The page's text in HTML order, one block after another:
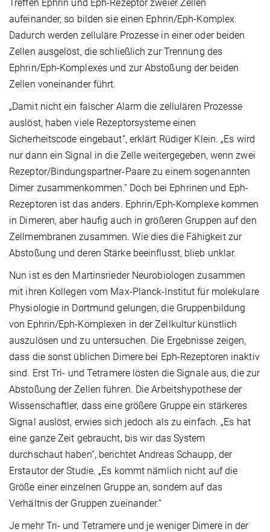
Treffen Ephrin und Eph-Rezeptor zweier Zellen
aufeinander, so bilden sie einen Ephrin/Eph-Komplex.
Dadurch werden zelluläre Prozesse in einer oder beiden
Zellen ausgelöst, die schließlich zur Trennung des
Ephrin/Eph-Komplexes und zur Abstoßung der beiden
Zellen voneinander führt.
„Damit nicht ein falscher Alarm die zellulären Prozesse
auslöst, haben viele Rezeptorsysteme einen
Sicherheitscode eingebaut“, erklärt Rüdiger Klein. „Es wird
nur dann ein Signal in die Zelle weitergegeben, wenn zwei
Rezeptor/Bindungspartner-Paare zu einem sogenannten
Dimer zusammenkommen.“ Doch bei Ephrinen und Eph-
Rezeptoren ist das anders. Ephrin/Eph-Komplexe kommen
in Dimeren, aber häufig auch in größeren Gruppen auf den
Zellmembranen zusammen. Wie dies die Fähigkeit zur
Abstoßung und deren Stärke beeinflusst, blieb unklar.
Nun ist es den Martinsrieder Neurobiologen zusammen
mit ihren Kollegen vom Max-Planck-Institut für molekulare
Physiologie in Dortmund gelungen, die Gruppenbildung
von Ephrin/Eph-Komplexen in der Zellkultur künstlich
auszulösen und zu untersuchen. Die Ergebnisse zeigen,
dass die sonst üblichen Dimere bei Eph-Rezeptoren inaktiv
sind. Erst Tri- und Tetramere lösten die Signale aus, die zur
Abstoßung der Zellen führen. Die Arbeitshypothese der
Wissenschaftler, dass eine größere Gruppe ein stärkeres
Signal auslöst, erwies sich jedoch als zu einfach. „Es hat
eine ganze Zeit gebraucht, bis wir das System
durchschaut haben“, berichtet Andreas Schaupp, der
Erstautor der Studie. „Es kommt nämlich nicht auf die
Größe einer einzelnen Gruppe an, sondern auf das
Verhältnis der Gruppen zueinander.“
Je mehr Tri- und Tetramere und je weniger Dimere in der